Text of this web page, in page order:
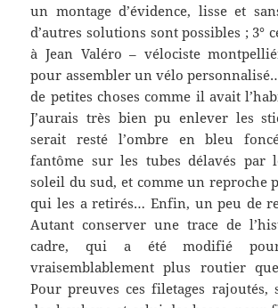
un montage d’évidence, lisse et
d’autres solutions sont possibles ; 3°
à Jean Valéro – vélociste
pour assembler un vélo
de petites choses comme il avait
J’aurais très bien pu enlever les
serait resté l’ombre en bleu
fantôme sur les tubes délavés par
soleil du sud, et comme un reproche
qui les a retirés… Enfin, un peu de
Autant conserver une trace de
cadre, qui a été modifié
vraisemblablement plus routier
Pour preuves ces filetages rajoutés,